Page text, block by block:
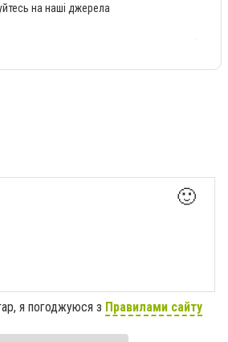
на наші джерела
🙂
я погоджуюся з Правилами сайту